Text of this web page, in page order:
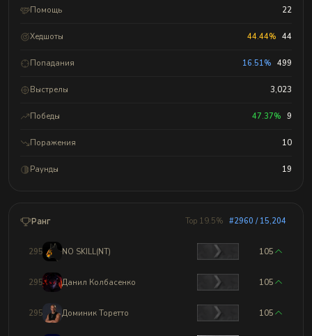
Помощь 22
Хедшоты 44.44% 44
Попадания 16.51% 499
Выстрелы 3,023
Победы 47.37% 9
Поражения 10
Раунды 19
Ранг Top 19.5% #2960 / 15,204
2957 NO SKILL(NT) 105
2958 Данил Колбасенко 105
2959 Доминик Торетто 105